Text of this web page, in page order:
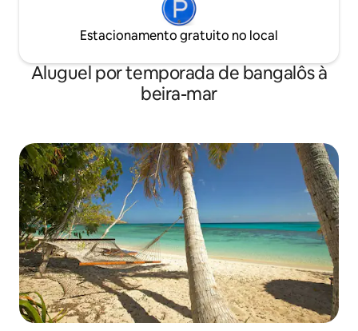
Estacionamento gratuito no local
Aluguel por temporada de bangalôs à
beira-mar